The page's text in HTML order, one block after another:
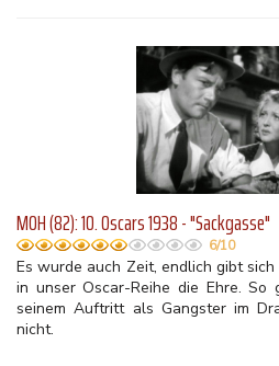
MOH (82): 10. Oscars 1938 - "Sackgasse"
6/10
Es wurde auch Zeit, endlich gibt
in unser Oscar-Reihe die Ehre.
seinem Auftritt als Gangster im
nicht.